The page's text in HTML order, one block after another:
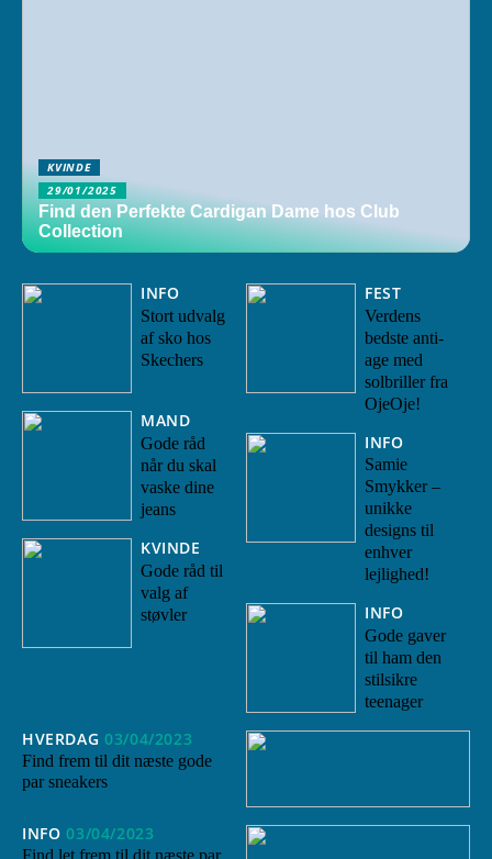
KVINDE
29/01/2025
Find den Perfekte Cardigan Dame hos Club
Collection
INFO
Stort udvalg
af sko hos
Skechers
MAND
Gode råd
når du skal
vaske dine
jeans
KVINDE
Gode råd til
valg af
støvler
FEST
Verdens
bedste anti-
age med
solbriller fra
OjeOje!
INFO
Samie
Smykker –
unikke
designs til
enhver
lejlighed!
INFO
Gode gaver
til ham den
stilsikre
teenager
HVERDAG 03/04/2023
Find frem til dit næste gode
par sneakers
INFO 03/04/2023
Find let frem til dit næste par